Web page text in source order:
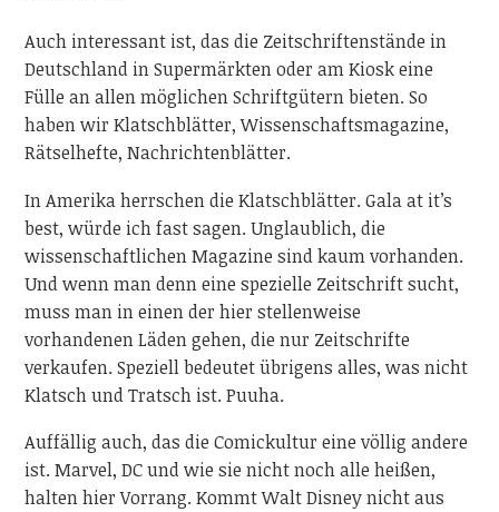
Auch interessant ist, das die Zeitschriftenstände in
Deutschland in Supermärkten oder am Kiosk eine
Fülle an allen möglichen Schriftgütern bieten. So
haben wir Klatschblätter, Wissenschaftsmagazine,
Rätselhefte, Nachrichtenblätter.
In Amerika herrschen die Klatschblätter. Gala at it’s
best, würde ich fast sagen. Unglaublich, die
wissenschaftlichen Magazine sind kaum vorhanden.
Und wenn man denn eine spezielle Zeitschrift sucht,
muss man in einen der hier stellenweise
vorhandenen Läden gehen, die nur Zeitschrifte
verkaufen. Speziell bedeutet übrigens alles, was nicht
Klatsch und Tratsch ist. Puuha.
Auffällig auch, das die Comickultur eine völlig andere
ist. Marvel, DC und wie sie nicht noch alle heißen,
halten hier Vorrang. Kommt Walt Disney nicht aus